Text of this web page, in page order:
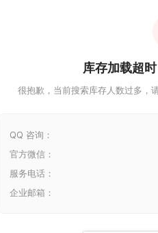
库存加载超
很抱歉，当前搜索库存人数过多，
QQ 咨询：
官方微信：
服务电话：
企业邮箱：